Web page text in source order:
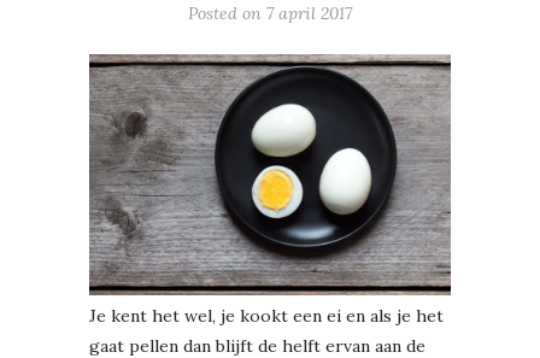
Posted on 7 april 2017
Je kent het wel, je kookt een ei en als je het
gaat pellen dan blijft de helft ervan aan de